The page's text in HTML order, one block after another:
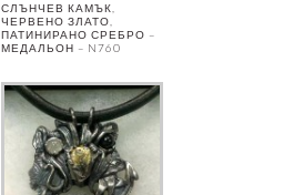
СЛЪНЧЕВ КАМЪК,
ЧЕРВЕНО ЗЛАТО,
ПАТИНИРАНО СРЕБРО –
МЕДАЛЬОН – N760